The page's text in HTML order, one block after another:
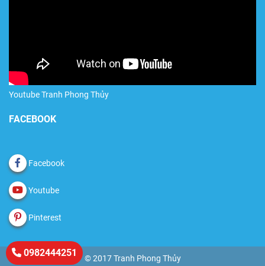
Youtube Tranh Phong Thủy
FACEBOOK
Facebook
Youtube
Pinterest
© 2017 Tranh Phong Thủy
0982444251